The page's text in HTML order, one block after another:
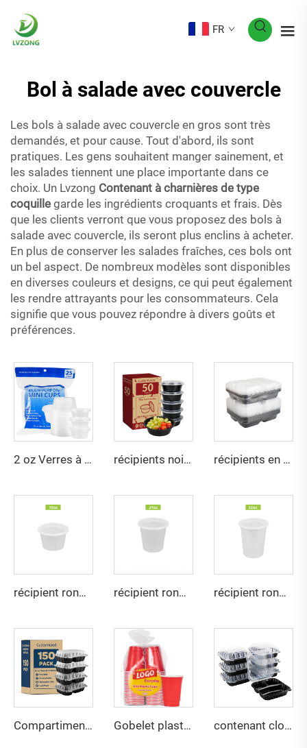
FR
Bol à salade avec couvercle
Les bols à salade avec couvercle en gros sont très
demandés, et pour cause. Tout d'abord, ils sont
pratiques. Les gens souhaitent manger sainement, et
les salades tiennent une place importante dans ce
choix. Un Lvzong Contenant à charnières de type
coquille garde les ingrédients croquants et frais. Dès
que les clients verront que vous proposez des bols à
salade avec couvercle, ils seront plus enclins à acheter.
En plus de conserver les salades fraîches, ces bols ont
un bel aspect. De nombreux modèles sont disponibles
en diverses couleurs et designs, ce qui peut également
les rendre attrayants pour les consommateurs. Cela
signifie que vous pouvez répondre à divers goûts et
préférences.
2 oz Verres à gelée avec couvercles, en plastique jetable résistant et sûr pour les aliments, petits récipients pour sauces, condiments et trempettes, pour vinaigrette à salade récipients noirs ronds de 42 oz pour préparation de repas récipients en plastique à 3 compartiments pour préparation de repas
récipient rond jetable de 16 oz en plastique avec couvercle récipient rond jetable de 24 oz en plastique avec couvercle récipient rond jetable de 32 oz en plastique avec couvercle
Compartiment sans BPA avec charnière en coquille Gobelet plastique jetable pour fête contenant cloche articulé à 3 compartiments pour emporter